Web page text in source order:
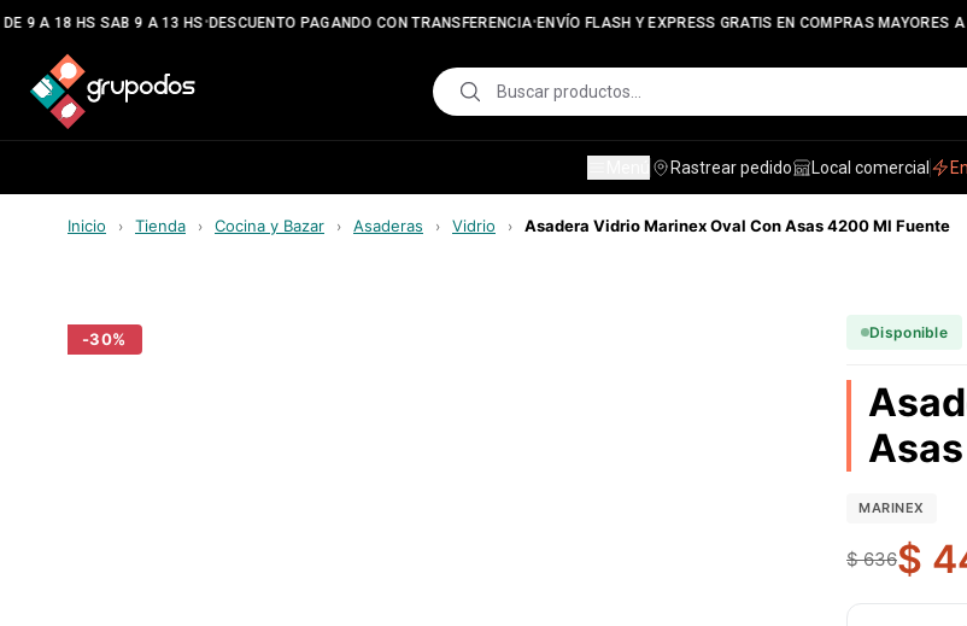
9 A 18 HS SAB 9 A 13 HS•DESCUENTO PAGANDO CON TRANSFERENCIA•ENVÍO FLASH Y EXPRESS GRATIS EN COMPRAS MAYORES A
Rastrear pedido Local comercial
Inicio › Tienda › Cocina y Bazar › Asaderas › Vidrio › Asadera Vidrio Marinex Oval Con Asas 4200 Ml Fuente
-30% Disponible
MARINEX
$ 636$